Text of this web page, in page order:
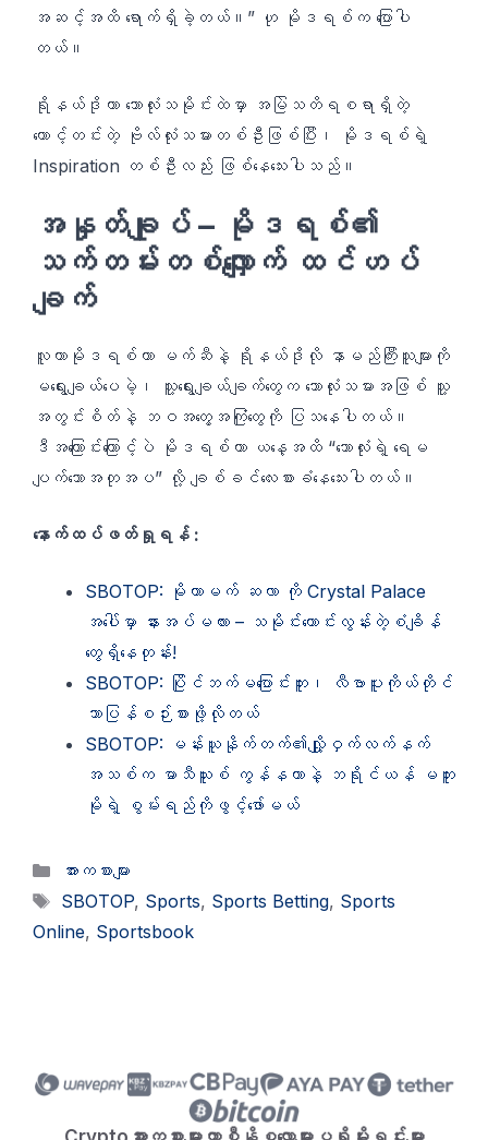
အဆင့်အထိ ရောက်ရှိခဲ့တယ်။” ဟု မိုဒရစ်က ပြောပါ
တယ်။
ရိုနယ်ဒိုဟာ ဘောလုံးသမိုင်းထဲမှာ အမြဲသတိရစရာရှိတဲ့
တောင့်တင်းတဲ့ ဗိုလ်လုံးသမားတစ်ဦးဖြစ်ပြီး၊ မိုဒရစ်ရဲ့
Inspiration တစ်ဦးလည်း ဖြစ်နေသေးပါသည်။
အနှုတ်ချုပ် – မိုဒရစ်၏
သက်တမ်းတစ်လျှောက် ထင်ဟပ်
ချက်
လူကာမိုဒရစ်ဟာ မက်ဆီနဲ့ ရိုနယ်ဒိုလို နာမည်ကြီးသူများကို
မရွေးချယ်ပေမဲ့၊ သူ့ရွေးချယ်ချက်တွေက ဘောလုံးသမားအဖြစ် သူ့
အတွင်းစိတ်နဲ့ ဘဝအတွေ့အကြုံတွေကို ပြသနေပါတယ်။
ဒီအကြောင်းကြောင့်ပဲ မိုဒရစ်ဟာ ယနေ့အထိ “ဘောလုံးရဲ့ ရေမ
ပျက်သောအတုအပ” လို့ ချစ်ခင်လေးစားခံနေသေးပါတယ်။
နောက်ထပ်ဖတ်ရှုရန် :
SBOTOP: မိုဟာမက် ဆလာ ကို Crystal Palace
အပေါ်မှာ နားအပ်မလား – သမိုင်းကောင်းလွန်းတဲ့စံချိန်
တွေရှိနေတုန်း!
SBOTOP: ပြိုင်ဘက်မပြောင်းဘူး၊ လီဗာပူးကိုယ်တိုင်
သာပြန်စဉ်းစားဖို့လိုတယ်
SBOTOP: မန်းယူနိုက်တက်၏လျှို့ဝှက်လက်နက်
အသစ်က မာသီယူးစ် ကွန်နဟာနဲ့ ဘရိုင်ယန် မဘူး
မိုရဲ့ စွမ်းရည်ကိုဖွင့်ဖော်မယ်
Categories
အားကစားများ
Tags
SBOTOP, Sports, Sports Betting, Sports
Online, Sportsbook